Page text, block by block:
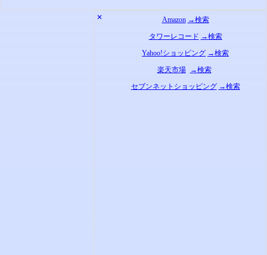
✕ Amazon →検索
タワーレコード →検索
Yahoo!ショッピング →検索
楽天市場
→検索
セブンネットショッピング →検索